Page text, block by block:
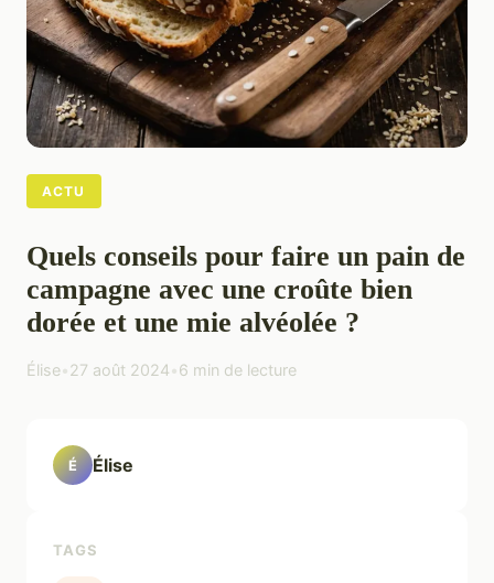
ACTU
Quels conseils pour faire un pain de
campagne avec une croûte bien
dorée et une mie alvéolée ?
Élise•27 août 2024•6 min de lecture
É Élise
TAGS